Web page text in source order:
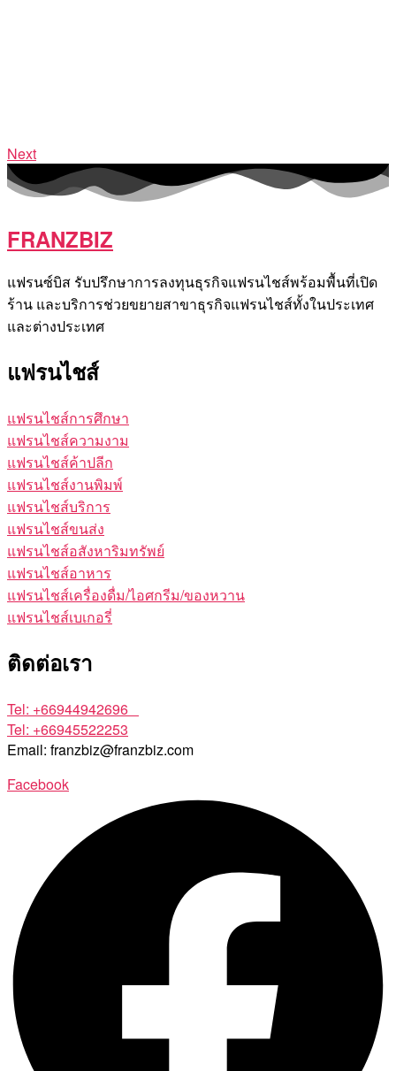
Next
FRANZBIZ
แฟรนซ์บิส รับปรึกษาการลงทุนธุรกิจแฟรนไชส์พร้อมพื้นที่เปิด
ร้าน และบริการช่วยขยายสาขาธุรกิจแฟรนไชส์ทั้งในประเทศ
และต่างประเทศ
แฟรนไชส์
แฟรนไชส์การศึกษา
แฟรนไชส์ความงาม
แฟรนไชส์ค้าปลีก
แฟรนไชส์งานพิมพ์
แฟรนไชส์บริการ
แฟรนไชส์ขนส่ง
แฟรนไชส์อสังหาริมทรัพย์
แฟรนไชส์อาหาร
แฟรนไชส์เครื่องดื่ม/ไอศกรีม/ของหวาน
แฟรนไชส์เบเกอรี่
ติดต่อเรา
Tel: +66944942696
Tel: +66945522253
Email: franzbiz@franzbiz.com
Facebook